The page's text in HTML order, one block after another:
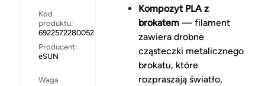
Kod
produktu:
6922572280052
Producent:
eSUN
Waga
Kompozyt PLA z
brokatem— filament
zawiera drobne
cząsteczki metalicznego
brokatu, które
rozpraszają światło,